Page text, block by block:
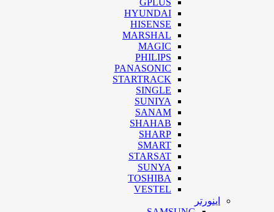
GPLUS
HYUNDAI
HISENSE
MARSHAL
MAGIC
PHILIPS
PANASONIC
STARTRACK
SINGLE
SUNIYA
SANAM
SHAHAB
SHARP
SMART
STARSAT
SUNYA
TOSHIBA
VESTEL
اینورتر